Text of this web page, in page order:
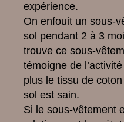
expérience.
On enfouit un sous-
sol pendant 2 à 3
trouve ce sous-
témoigne de
plus le tissu de
sol est sain.
Si le sous-vêtement